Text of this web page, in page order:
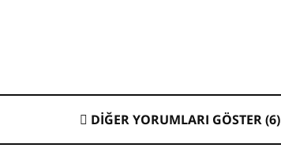
DİĞER YORUMLARI GÖSTER (6)